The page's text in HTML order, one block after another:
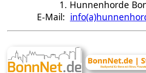
1. Hunnenhorde
E-Mail: